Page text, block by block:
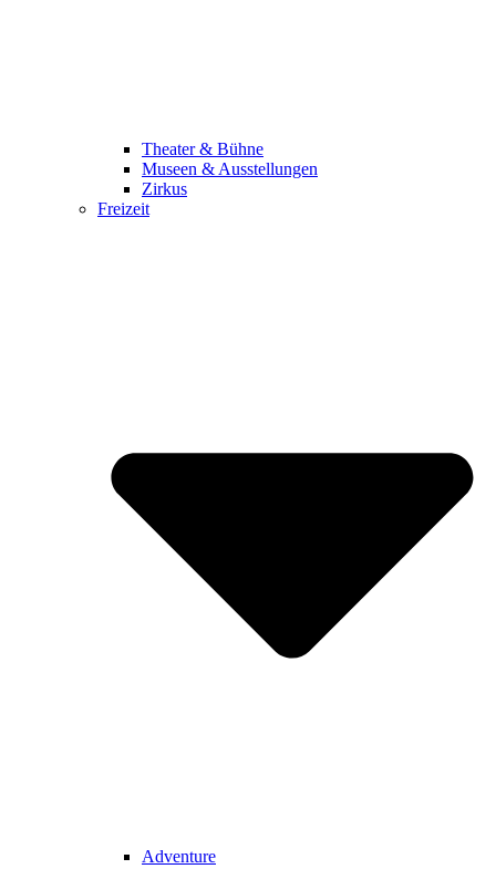
Theater & Bühne
Museen & Ausstellungen
Zirkus
Freizeit
Adventure